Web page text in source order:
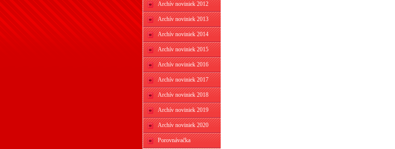
Archív noviniek 2012
Archív noviniek 2013
Archív noviniek 2014
Archív noviniek 2015
Archív noviniek 2016
Archív noviniek 2017
Archív noviniek 2018
Archív noviniek 2019
Archív noviniek 2020
Porovnávačka